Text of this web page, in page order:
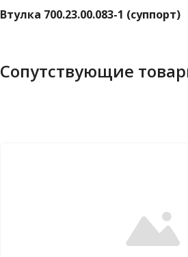
Втулка 700.23.00.083-1 (суппорт)
Сопутствующие